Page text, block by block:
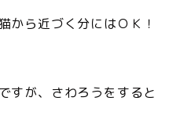
から近づく分にはＯＫ！
すが、さわろうをすると